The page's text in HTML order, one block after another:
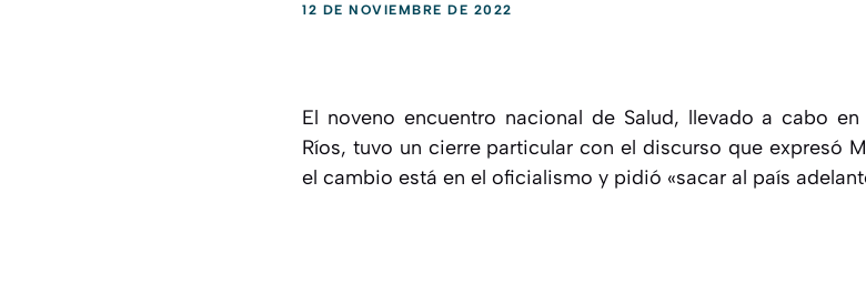
12 DE NOVIEMBRE DE 2022
El noveno encuentro nacional de Salud, llevado a cabo
Ríos, tuvo un cierre particular con el discurso que expresó
el cambio está en el oficialismo y pidió «sacar al país